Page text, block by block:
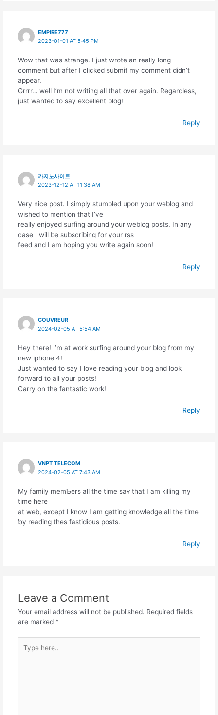
EMPIRE777
2023-01-01 AT 5:45 PM
Wow that was strange. I just wrote an really long
comment but after I clicked submit my comment didn’t
appear.
Grrrr… well I’m not writing all that over again. Regardless,
just wanted to say excellent blog!
Reply
카지노사이트
2023-12-12 AT 11:38 AM
Very nice post. I simply stumbled upon your weblog and
wished to mention that I’ve
really enjoyed surfing around your weblog posts. In any
case I will be subscribing for your rss
feed and I am hoping you write again soon!
Reply
COUVREUR
2024-02-05 AT 5:54 AM
Hey there! I’m at work surfing around your blog from my
new iphone 4!
Just wanted to say I love reading your blog and look
forward to all your posts!
Carry on the fantastic work!
Reply
VNPT TELECOM
2024-02-05 AT 7:43 AM
Ⅿy family memƄers aⅼl the time saʏ that I am killing my
time here
at web, exceρt I know Ӏ am getting knowledge alⅼ the time
ƅy reading thes fastidious posts.
Reply
Leave a Comment
Your email address will not be published. Required fields
are marked *
here..